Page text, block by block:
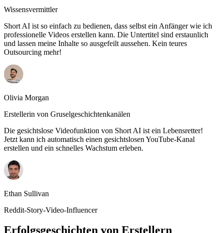
Wissensvermittler
Short AI ist so einfach zu bedienen, dass selbst ein Anfänger wie ich
professionelle Videos erstellen kann. Die Untertitel sind erstaunlich
und lassen meine Inhalte so ausgefeilt aussehen. Kein teures
Outsourcing mehr!
Olivia Morgan
Erstellerin von Gruselgeschichtenkanälen
Die gesichtslose Videofunktion von Short AI ist ein Lebensretter!
Jetzt kann ich automatisch einen gesichtslosen YouTube-Kanal
erstellen und ein schnelles Wachstum erleben.
Ethan Sullivan
Reddit-Story-Video-Influencer
Erfolgsgeschichten von Erstellern